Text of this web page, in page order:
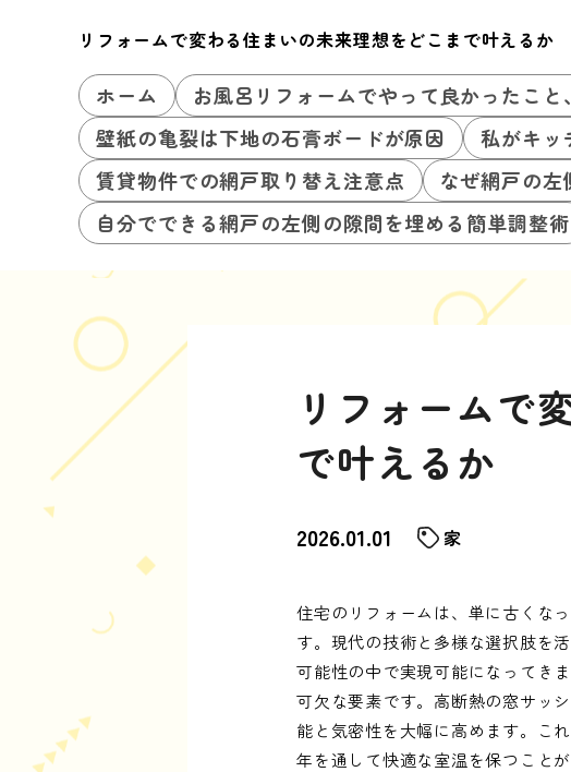
リフォームで変わる住まいの未来理想をどこまで叶えるか
ホーム お風呂リフォームでやって良かったこと
壁紙の亀裂は下地の石膏ボードが原因
私がキッ
賃貸物件での網戸取り替え注意点
なぜ網戸の
自分でできる網戸の左側の隙間を埋める簡単調整術
リフォームで
で叶えるか
2026.01.01 家
住宅のリフォームは、単に古くな
す。現代の技術と多様な選択肢を
可能性の中で実現可能になってき
可欠な要素です。高断熱の窓サッ
能と気密性を大幅に高めます。こ
年を通して快適な室温を保つこと